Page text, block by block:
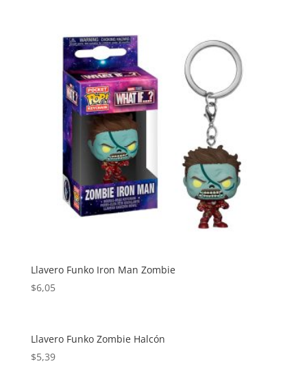
Llavero Funko Iron Man Zombie
$6,05
Llavero Funko Zombie Halcón
$5,39